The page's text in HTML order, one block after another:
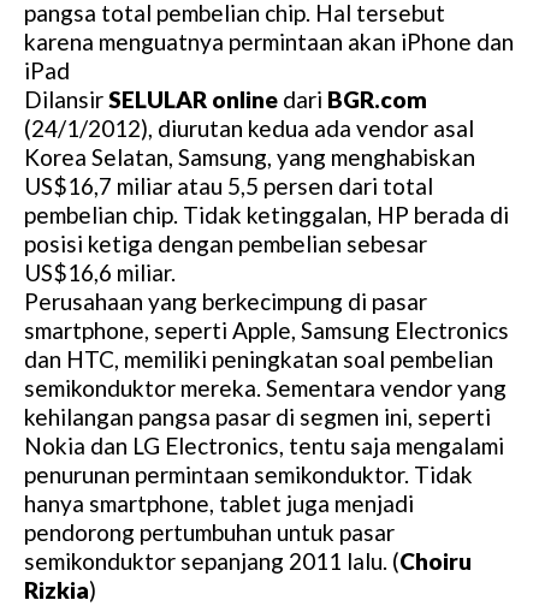
pangsa total pembelian chip. Hal tersebut
karena menguatnya permintaan akan iPhone dan
iPad
DilansirSELULAR online dari BGR.com
(24/1/2012), diurutan kedua ada vendor asal
Korea Selatan, Samsung, yang menghabiskan
US$16,7 miliar atau 5,5 persen dari total
pembelian chip. Tidak ketinggalan, HP berada di
posisi ketiga dengan pembelian sebesar
US$16,6 miliar.
Perusahaan yang berkecimpung di pasar
smartphone, seperti Apple, Samsung Electronics
dan HTC, memiliki peningkatan soal pembelian
semikonduktor mereka. Sementara vendor yang
kehilangan pangsa pasar di segmen ini, seperti
Nokia dan LG Electronics, tentu saja mengalami
penurunan permintaan semikonduktor. Tidak
hanya smartphone, tablet juga menjadi
pendorong pertumbuhan untuk pasar
semikonduktor sepanjang 2011 lalu. (Choiru
Rizkia)